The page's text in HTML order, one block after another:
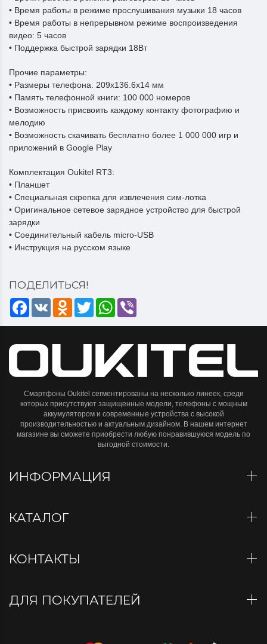
• Время работы в режиме прослушивания музыки 18 часов
• Время работы в непрерывном режиме воспроизведения
видео: 5 часов
• Поддержка быстрой зарядки 18Вт
Прочие параметры:
• Размеры телефона: 209x136.6x14 мм
• Память телефонной книги: 100 000 номеров
• Возможность присвоить каждому контакту фотографию и
мелодию
• Возможность скачивать бесплатно более 1 000 000 игр и
приложений в Google Play
Комплектация Oukitel RT3:
• Планшет
• Специальная скрепка для извлечения сим-лотка
• Оригинальное сетевое зарядное устройство для быстрой
зарядки
• Соединительный кабель micro-USB
• Инструкция на русском языке
ПОДЕЛИТЬСЯ!
Facebook
VK Odnoklassniki
TwitterWhatsApp
Смартфоны Oukitel сегментированы на несколько линеек, среди
которых присутствуют защищенные модели, телефоны с мощным
аккумулятором и современные устройства с высокой
производительностью и актуальным дизайном. В нашем интернет
магазине вы сможете приобрести любую понравившуюся модель по
выгодной стоимости.
ИНФОРМАЦИЯ
КАТАЛОГ
КОНТАКТЫ
ДЛЯ ПОКУПАТЕЛЕЙ